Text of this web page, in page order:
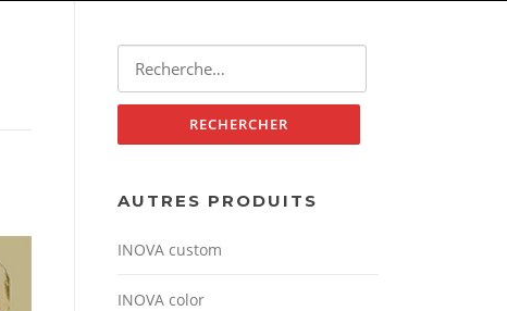
Rechercher :
AUTRES PRODUITS
INOVA custom
INOVA color